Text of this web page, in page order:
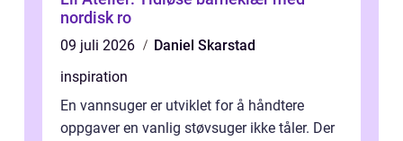
nordisk ro
09 juli 2026
Daniel Skarstad
inspiration
En vannsuger er utviklet for å håndtere
oppgaver en vanlig støvsuger ikke tåler. Der